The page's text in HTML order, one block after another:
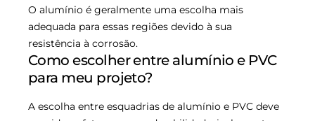
O alumínio é geralmente uma escolha mais
adequada para essas regiões devido à sua
resistência à corrosão.
Como escolher entre alumínio e PVC
para meu projeto?
A escolha entre esquadrias de alumínio e PVC deve